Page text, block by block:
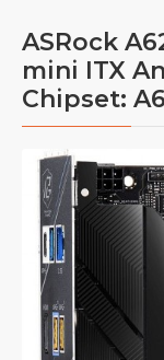
ASRock
mini ITX
Chipset: